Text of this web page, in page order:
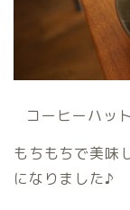
コーヒーハッ
もちもちで美味
になりました♪